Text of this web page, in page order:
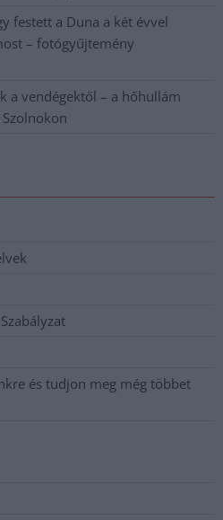
festett a Duna a két évvel
– fotógyűjtemény
a vendégektől – a hőhullám
és tudjon meg még többet